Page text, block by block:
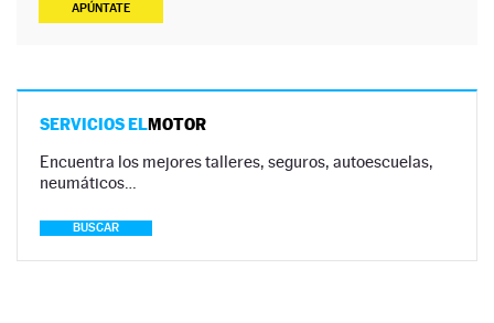
APÚNTATE
SERVICIOS ELMOTOR
Encuentra los mejores talleres, seguros, autoescuelas,
neumáticos…
BUSCAR